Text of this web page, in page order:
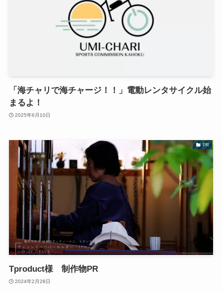
「海チャリで海チャージ！！」電動レンタサイクル始
まるよ！
2025年6月10日
PR
Tproduct様 制作物PR
2024年2月28日